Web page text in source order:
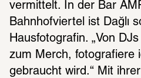
vermittelt. In der Bar
Bahnhofviertel ist Dağlı
Hausfotografin. „Von
zum Merch, fotografiere
gebraucht wird.“ Mit